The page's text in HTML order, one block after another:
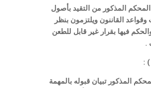
المذكور من التقيد بأصول
وقواعد القاننون ويلتزمون بنظر
فيها بقرار غير قابل للطعن
.
المذكور تبيان قبوله بالمهمة